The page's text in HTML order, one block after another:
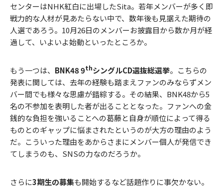
センターはNHK紅白に出場したSita。若年メンバーが多く即
戦力的な人材が見あたらない中で、数年後も見据えた期待の
人選であろう。10月26日のメンバーお披露目から数か月が経
過して、いよいよ始動といったところか。
もう一つは、 BNK48 9thシングルCD選抜総選挙。こちらの
発表に関しては、去年の経験も踏まえファンのみならずメン
バー間でも様々な思慮が錯綜する。その結果、BNK48から5
名の不参加を表明した者が出ることとなった。ファンへの金
銭的な負担を強いることへの葛藤と自身が順位によって得る
ものとのギャップに悩まされたというのが大方の理由のよう
だ。こういった理由をあからさまにメンバー個人が発信でき
てしまうのも、SNSの力なのだろうか。
さらに3期生の募集も開始するなど話題作りに事欠かない。